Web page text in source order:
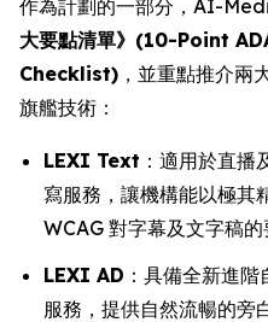
作為計劃的一部分，AI-
大要點清單》(10-Point
Checklist) ，並重點推介兩
旗艦技術：
LEXI Text ：適用於直
寫服務，讓機構能以極其
WCAG 對字幕及文字稿的
LEXI AD ：具備全新進
服務，提供自然流暢的旁